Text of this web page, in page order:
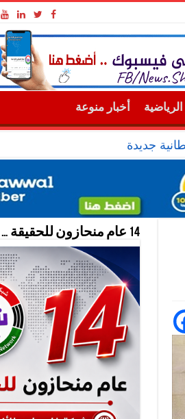
الرياضية أخبار منوعة
جديدة
14 عام منحازون للحقيقة …